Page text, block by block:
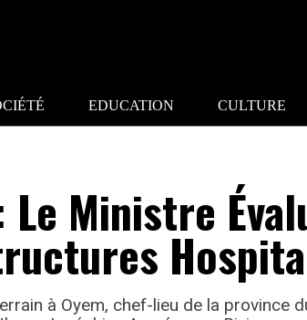
EDUCATION CULTURE
Le Ministre
à Oyem, chef-lieu de la province